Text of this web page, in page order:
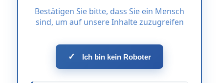
Bestätigen Sie bitte, dass Sie ein Mensch
sind, um auf unsere Inhalte zuzugreifen
✓ Ich bin kein Roboter